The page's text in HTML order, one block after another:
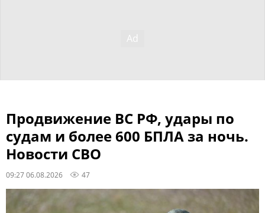
Продвижение ВС РФ, удары по
судам и более 600 БПЛА за ночь.
Новости СВО
09:27 06.08.2026 47